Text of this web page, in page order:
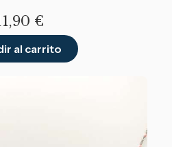
€
al carrito